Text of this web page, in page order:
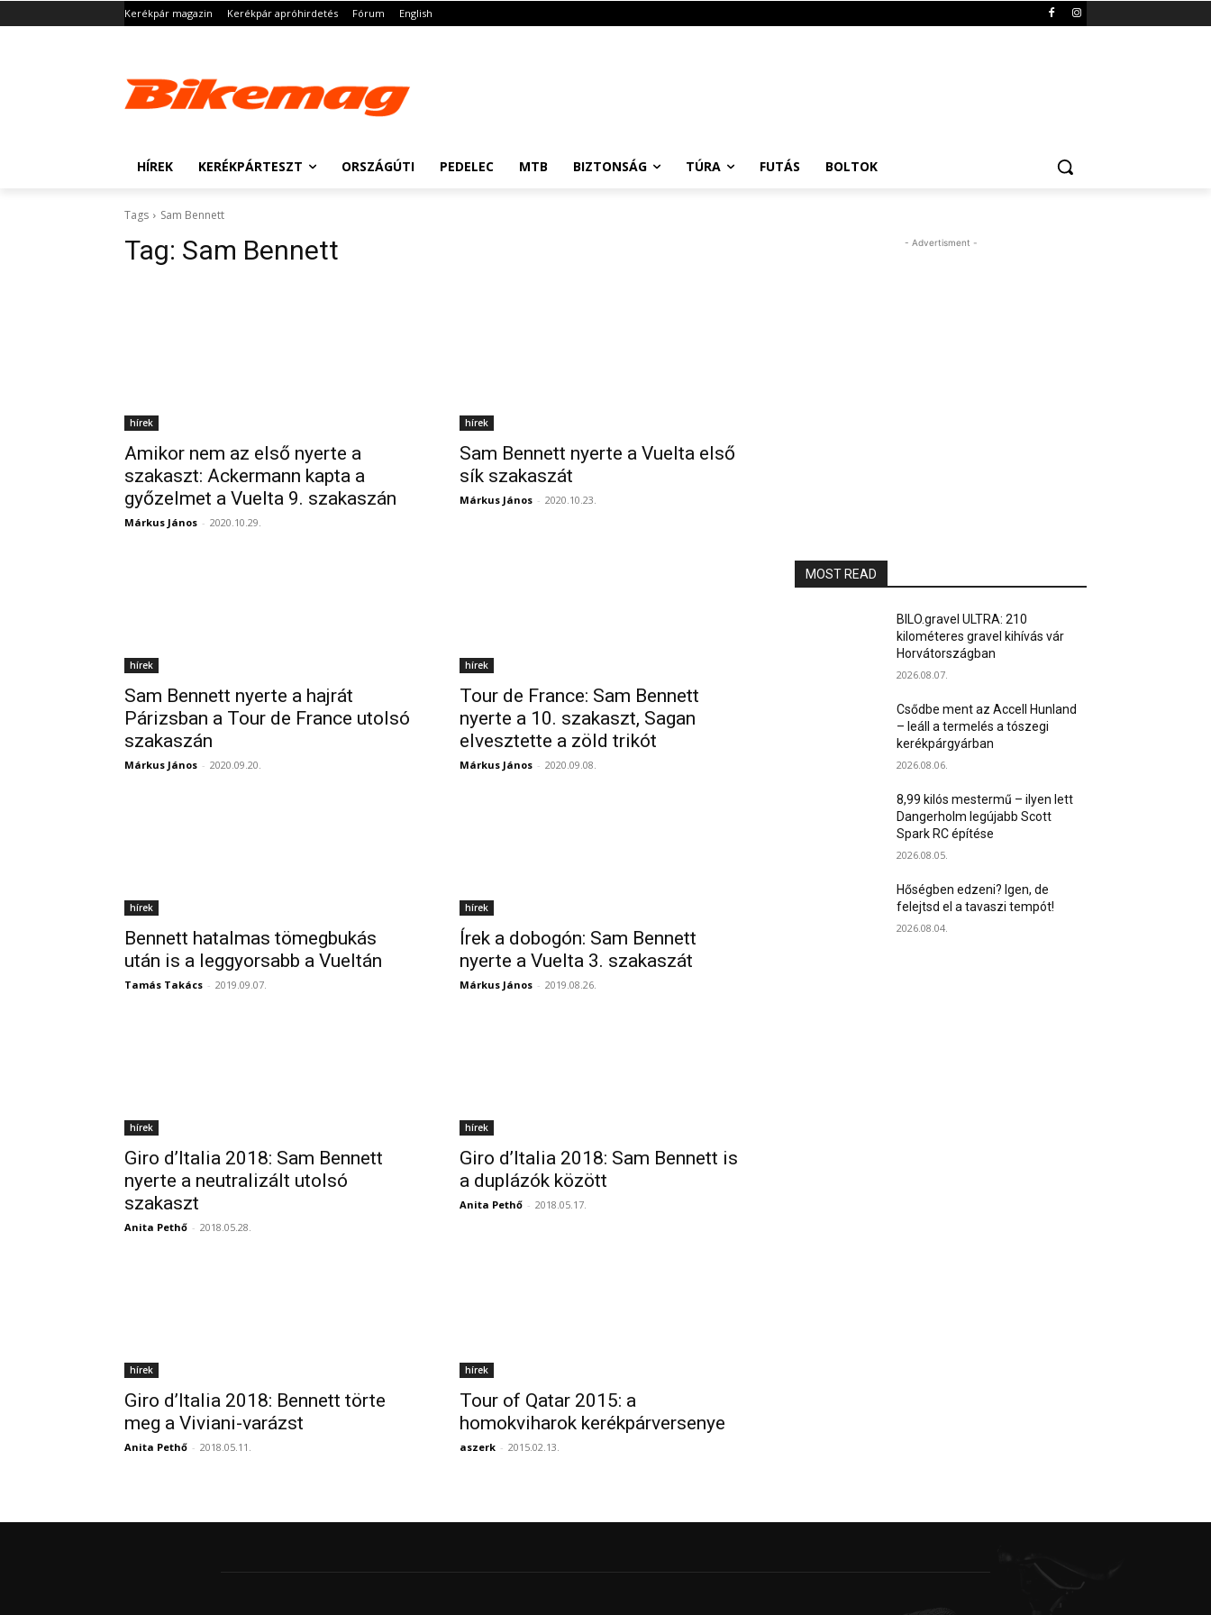
Kerékpár magazin Kerékpár apróhirdetés Fórum English
HÍREK KERÉKPÁRTESZT ORSZÁGÚTI PEDELEC MTB BIZTONSÁG TÚRA FUTÁS BOLTOK
Tags Sam Bennett
Tag: Sam Bennett
hírek
Amikor nem az első nyerte a
szakaszt: Ackermann kapta a
győzelmet a Vuelta 9. szakaszán
Márkus János - 2020.10.29.
hírek
Sam Bennett nyerte a Vuelta első
sík szakaszát
Márkus János - 2020.10.23.
hírek
Sam Bennett nyerte a hajrát
Párizsban a Tour de France utolsó
szakaszán
Márkus János - 2020.09.20.
hírek
Tour de France: Sam Bennett
nyerte a 10. szakaszt, Sagan
elvesztette a zöld trikót
Márkus János - 2020.09.08.
hírek
Bennett hatalmas tömegbukás
után is a leggyorsabb a Vueltán
Tamás Takács - 2019.09.07.
hírek
Írek a dobogón: Sam Bennett
nyerte a Vuelta 3. szakaszát
Márkus János - 2019.08.26.
hírek
Giro d’Italia 2018: Sam Bennett
nyerte a neutralizált utolsó
szakaszt
Anita Pethő - 2018.05.28.
hírek
Giro d’Italia 2018: Sam Bennett is
a duplázók között
Anita Pethő - 2018.05.17.
hírek
Giro d’Italia 2018: Bennett törte
meg a Viviani-varázst
Anita Pethő - 2018.05.11.
hírek
Tour of Qatar 2015: a
homokviharok kerékpárversenye
aszerk - 2015.02.13.
- Advertisment -
MOST READ
BILO.gravel ULTRA: 210
kilométeres gravel kihívás vár
Horvátországban
2026.08.07.
Csődbe ment az Accell Hunland
– leáll a termelés a tószegi
kerékpárgyárban
2026.08.06.
8,99 kilós mestermű – ilyen lett
Dangerholm legújabb Scott
Spark RC építése
2026.08.05.
Hőségben edzeni? Igen, de
felejtsd el a tavaszi tempót!
2026.08.04.